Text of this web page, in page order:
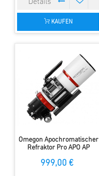
KAUFEN
Omegon Apochromatischer
Refraktor Pro APO AP
999,00 €